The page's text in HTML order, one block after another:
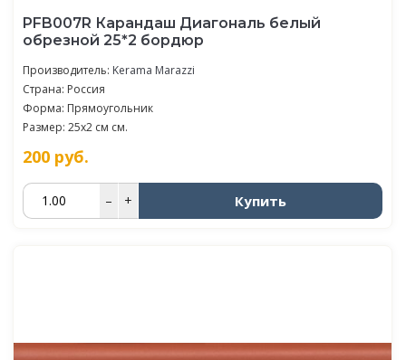
PFB007R Карандаш Диагональ белый
обрезной 25*2 бордюр
Производитель: Kerama Marazzi
Страна: Россия
Форма: Прямоугольник
Размер: 25x2 см см.
200 руб.
– + Купить